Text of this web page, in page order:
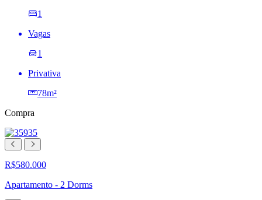
1
Vagas
1
Privativa
78m²
Compra
R$580.000
Apartamento - 2 Dorms